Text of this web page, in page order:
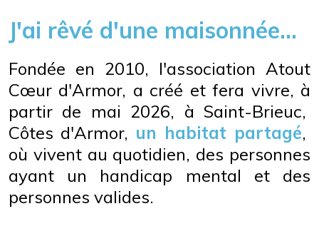
J'ai rêvé d'une maisonnée...
Fondée en 2010, l'association Atout
Cœur d'Armor, a créé et fera vivre, à
partir de mai 2026, à Saint-Brieuc,
Côtes d'Armor, un habitat partagé,
où vivent au quotidien, des personnes
ayant un handicap mental et des
personnes valides.